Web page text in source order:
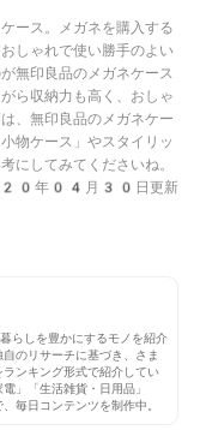
ース。メガネを購入する
しゃれで使い勝手のよい
無印良品のメガネケース
ら収納力も高く、おしゃ
、無印良品のメガネケー
物ケース」やスタイリッ
にしてみてくださいね。
年04月30日更新
らしを豊かにするモノを紹介
のリサーチに基づき、さま
ンキング形式で紹介してい
」「生活雑貨・日用品」
毎日コンテンツを制作中。